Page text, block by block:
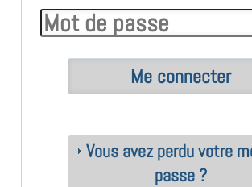
Vous avez perdu votre
passe ?